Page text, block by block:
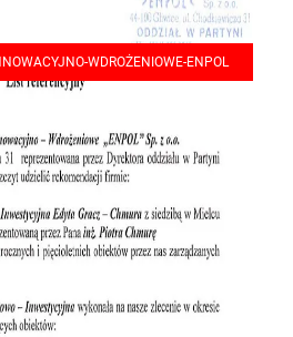
WDROŻENIOWE-ENPOL